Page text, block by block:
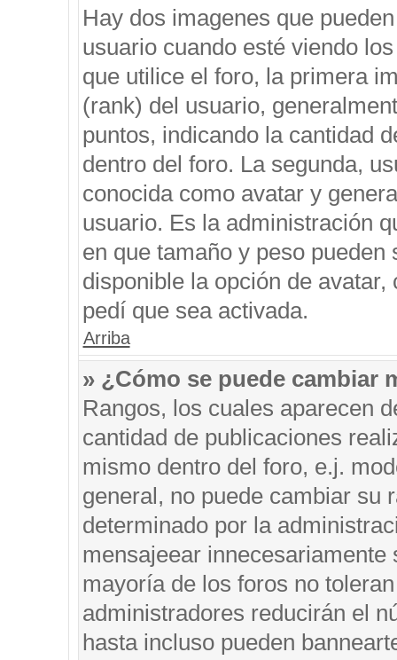
Hay dos imagenes que
usuario cuando esté viendo
que utilice el foro, la primera
(rank) del usuario,
puntos, indicando la cantidad
dentro del foro. La segunda,
conocida como avatar y
usuario. Es la administración
en que tamaño y peso
disponible la opción de
pedí que sea activada.
Arriba
» ¿Cómo se puede cambiar
Rangos, los cuales aparecen
cantidad de publicaciones
mismo dentro del foro, e.j.
general, no puede cambiar su
determinado por la
mensajeear
mayoría de los foros no
administradores reducirán el
hasta incluso pueden